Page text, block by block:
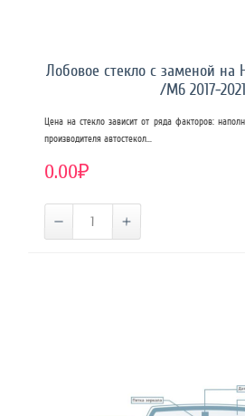
Лобовое стекло с заменой на
/M6 2017-2021
Цена на стекло зависит от ряда факторов:
производителя автостекол...
0.00₽